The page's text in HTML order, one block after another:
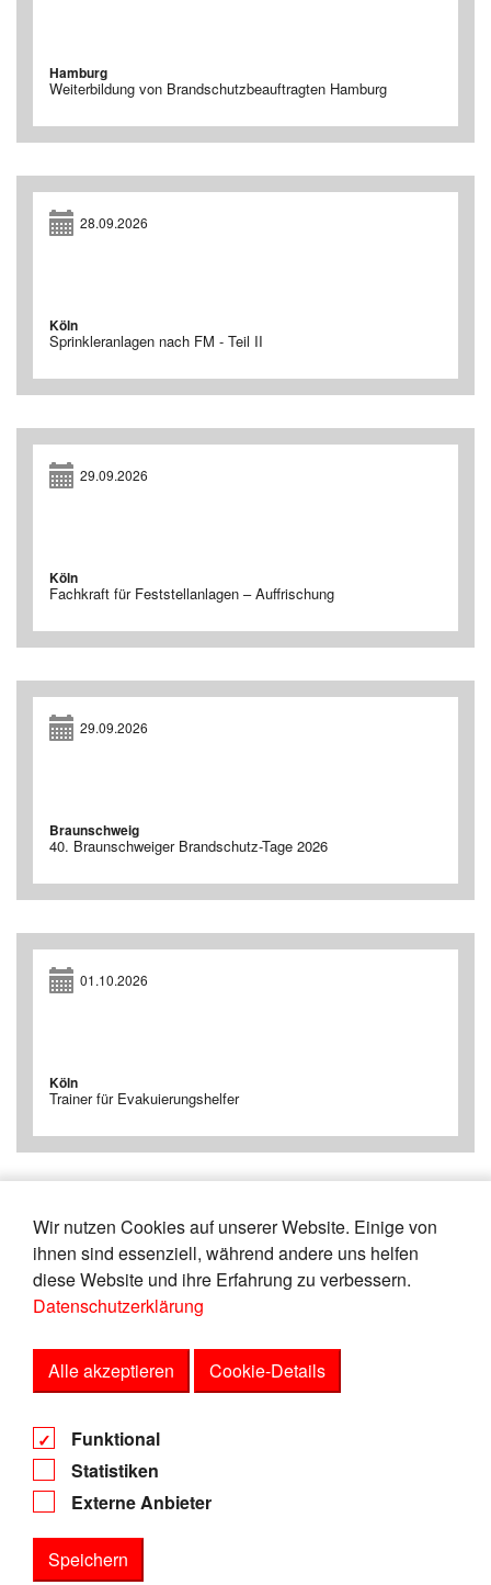
Wir nutzen Cookies auf unserer Website. Einige von
ihnen sind essenziell, während andere uns helfen
diese Website und ihre Erfahrung zu verbessern.
Datenschutzerklärung
Alle akzeptieren Cookie-Details
Funktional
Statistiken
Externe Anbieter
Speichern
Hamburg
Weiterbildung von Brandschutzbeauftragten Hamburg
28.09.2026
Köln
Sprinkleranlagen nach FM - Teil II
29.09.2026
Köln
Fachkraft für Feststellanlagen – Auffrischung
29.09.2026
Braunschweig
40. Braunschweiger Brandschutz-Tage 2026
01.10.2026
Köln
Trainer für Evakuierungshelfer
« 5 6 7 8 9 10 11 12
13
14
»
Impressum